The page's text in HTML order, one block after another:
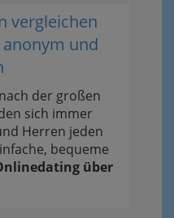
vergleichen
und
der großen
sich immer
Herren jeden
bequeme
über